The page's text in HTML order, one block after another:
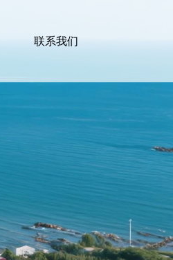
联系我们